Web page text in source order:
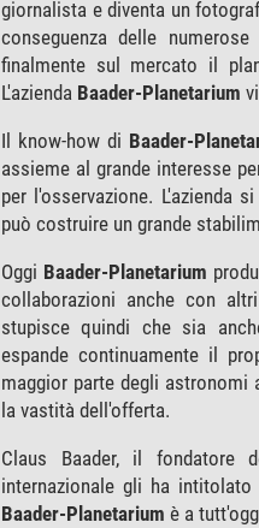
giornalista e diventa un
conseguenza delle
finalmente sul mercato il
L'azienda Baader-Planetarium
Il know-how di Baader-
assieme al grande interesse
per l'osservazione. L'azienda
può costruire un grande
Oggi Baader-Planetarium
collaborazioni anche con
stupisce quindi che sia
espande continuamente il
maggior parte degli
la vastità dell'offerta.
Claus Baader, il fondatore
internazionale gli ha
Baader-Planetarium è a